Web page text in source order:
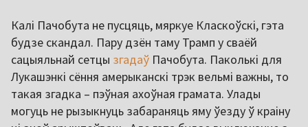
Калі Пачобута не пусцяць, мяркуе Класкоўскі, гэта
будзе скандал. Пару дзён таму Трамп у сваёй
сацыяльнай сетцы згадаў Пачобута. Паколькі для
Лукашэнкі сёння амерыканскі трэк вельмі важны, то
такая згадка – пэўная ахоўная грамата. Улады
могуць не рызыкнуць забараняць яму ўезду ў краіну